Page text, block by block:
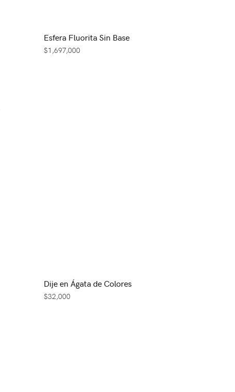
Esfera Fluorita Sin Base
$1,697,000
Dije en Ágata de Colores
$32,000